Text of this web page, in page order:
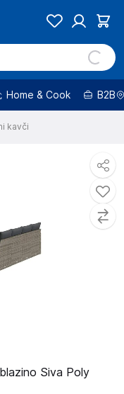
Home & Cook B2B
kavči
Siva Poly